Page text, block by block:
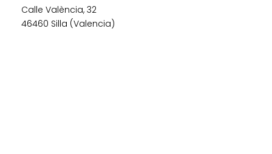
Calle València, 32
46460 Silla (Valencia)